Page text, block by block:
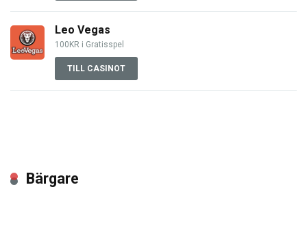
Leo Vegas
100KR i Gratisspel
TILL CASINOT
Bärgare